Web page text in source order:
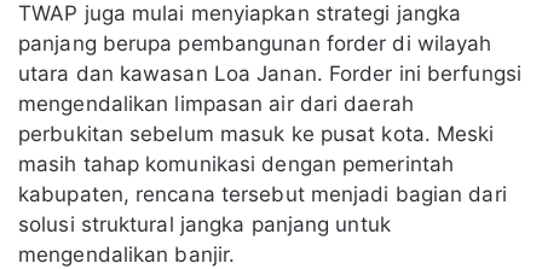
TWAP juga mulai menyiapkan strategi jangka
panjang berupa pembangunan forder di wilayah
utara dan kawasan Loa Janan. Forder ini berfungsi
mengendalikan limpasan air dari daerah
perbukitan sebelum masuk ke pusat kota. Meski
masih tahap komunikasi dengan pemerintah
kabupaten, rencana tersebut menjadi bagian dari
solusi struktural jangka panjang untuk
mengendalikan banjir.